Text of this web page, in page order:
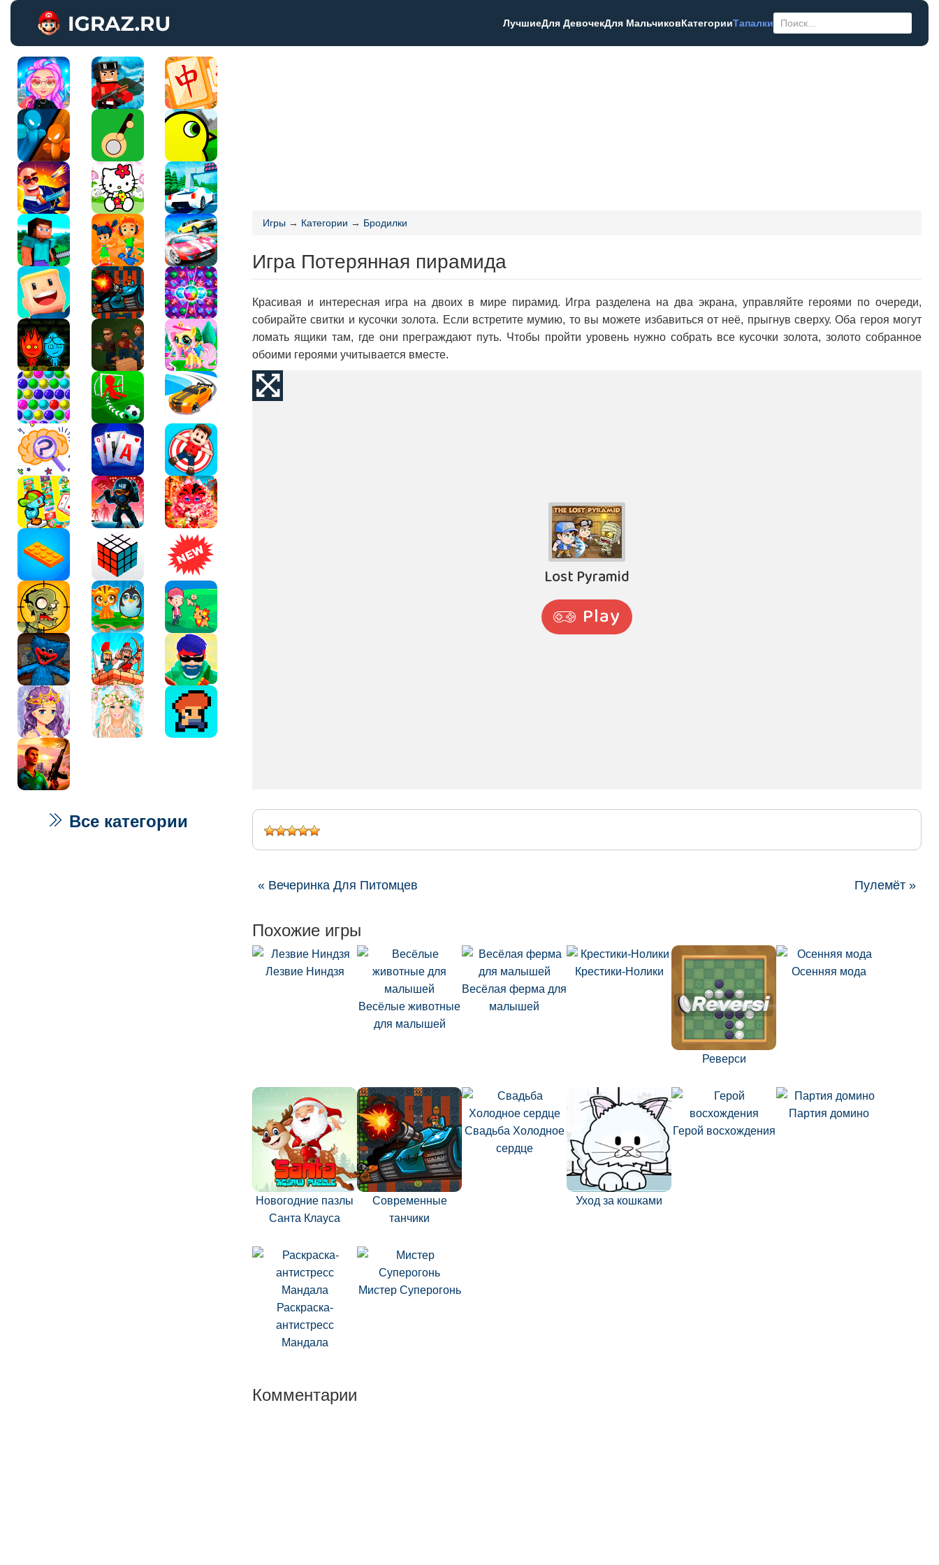
ЛучшиеДля ДевочекДля МальчиковКатегорииТапалки
Игры → Категории → Бродилки
Игра Потерянная пирамида
Красивая и интересная игра на двоих в мире пирамид. Игра разделена на два экрана, управляйте героями по очереди,
собирайте свитки и кусочки золота. Если встретите мумию, то вы можете избавиться от неё, прыгнув сверху. Оба героя могут
ломать ящики там, где они преграждают путь. Чтобы пройти уровень нужно собрать все кусочки золота, золото собранное
обоими героями учитывается вместе.
« Вечеринка Для Питомцев Пулемёт »
Похожие игры
Лезвие Ниндзя
Весёлые животные
для малышей
Весёлая ферма для
малышей
Крестики-Нолики
Реверси
Осенняя мода
Новогодние пазлы
Санта Клауса
Современные
танчики
Свадьба Холодное
сердце
Уход за кошками
Герой восхождения
Партия домино
Раскраска-
антистресс
Мандала
Мистер Суперогонь
Комментарии
Все категории